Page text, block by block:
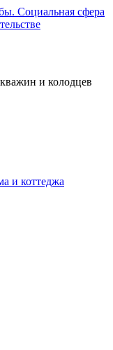
Социальная сфера
и колодцев
и коттеджа